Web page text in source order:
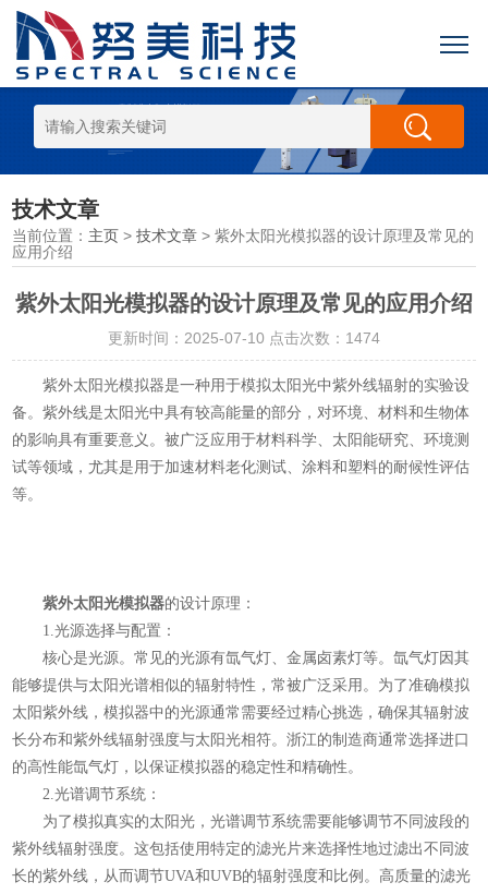
技术文章
当前位置： 主页 >技术文章 > 紫外太阳光模拟器的设计原理及常见的
应用介绍
紫外太阳光模拟器的设计原理及常见的应用介绍
更新时间：2025-07-10 点击次数：1474
紫外太阳光模拟器是一种用于模拟太阳光中紫外线辐射的实验设
备。紫外线是太阳光中具有较高能量的部分，对环境、材料和生物体
的影响具有重要意义。被广泛应用于材料科学、太阳能研究、环境测
试等领域，尤其是用于加速材料老化测试、涂料和塑料的耐候性评估
等。
紫外太阳光模拟器的设计原理：
1.光源选择与配置：
核心是光源。常见的光源有氙气灯、金属卤素灯等。氙气灯因其
能够提供与太阳光谱相似的辐射特性，常被广泛采用。为了准确模拟
太阳紫外线，模拟器中的光源通常需要经过精心挑选，确保其辐射波
长分布和紫外线辐射强度与太阳光相符。浙江的制造商通常选择进口
的高性能氙气灯，以保证模拟器的稳定性和精确性。
2.光谱调节系统：
为了模拟真实的太阳光，光谱调节系统需要能够调节不同波段的
紫外线辐射强度。这包括使用特定的滤光片来选择性地过滤出不同波
长的紫外线，从而调节UVA和UVB的辐射强度和比例。高质量的滤光